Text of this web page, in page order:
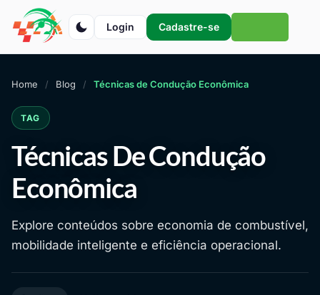
Login Cadastre-se
Home Blog Técnicas de Condução Econômica
TAG
Técnicas De Condução
Econômica
Explore conteúdos sobre economia de combustível,
mobilidade inteligente e eficiência operacional.